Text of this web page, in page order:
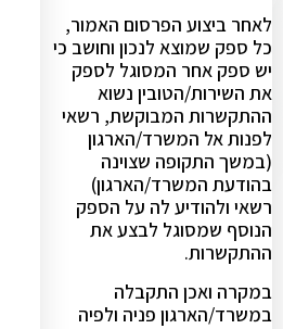
לאחר ביצוע הפרסום האמור,
כל ספק שמוצא לנכון וחושב כי
יש ספק אחר המסוגל לספק
את השירות/הטובין נשוא
ההתקשרות המבוקשת, רשאי
לפנות אל המשרד/הארגון
(במשך התקופה שצוינה
בהודעת המשרד/הארגון)
רשאי ולהודיע לה על הספק
הנוסף שמסוגל לבצע את
ההתקשרות.
במקרה ואכן התקבלה
במשרד/הארגון פניה ולפיה